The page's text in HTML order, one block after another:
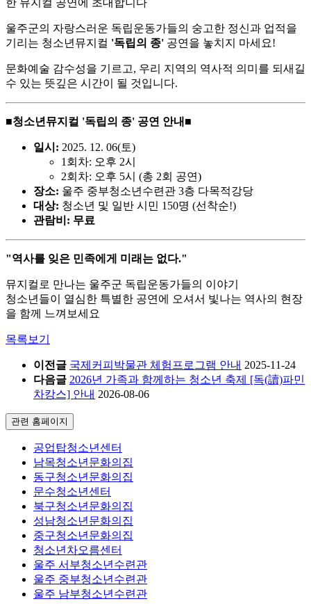
한 뮤지컬 공연에 초대합니다
울주군의 자랑스러운 독립운동가들의 숭고한 정신과 업적을
기리는 청소년뮤지컬 '독립의 종' 공연을 놓치지 마세요!
문화예술 감수성을 기르고, 우리 지역의 역사적 의미를 되새길
수 있는 뜻깊은 시간이 될 것입니다.
■청소년뮤지컬 '독립의 종' 공연 안내■
일시: 2025. 12. 06(토)
1회차: 오후 2시
2회차: 오후 5시 (총 2회 공연)
장소: 울주 중부청소년수련관 3층 다목적강당
대상: 청소년 및 일반 시민 150명 (선착순!)
관람비: 무료
"역사를 잊은 민족에게 미래는 없다."
뮤지컬로 만나는 울주군 독립운동가들의 이야기
청소년들이 열심한 특별한 공연에 오셔서 빛나는 역사의 현장
을 함께 느껴보세요
목록보기
이전글 국제커피박물관 체험프로그램 안내 2025-11-24
다음글 2026년 가족과 함께하는 청소년 축제 [독(讀)파민
차캉스] 안내 2026-08-06
관련 홈페이지
공업탑청소년센터
남목청소년문화의집
동구청소년문화의집
문수청소년센터
북구청소년문화의집
성남청소년문화의집
중구청소년문화의집
청소년차오름센터
울주 서부청소년수련관
울주 중부청소년수련관
울주 남부청소년수련관